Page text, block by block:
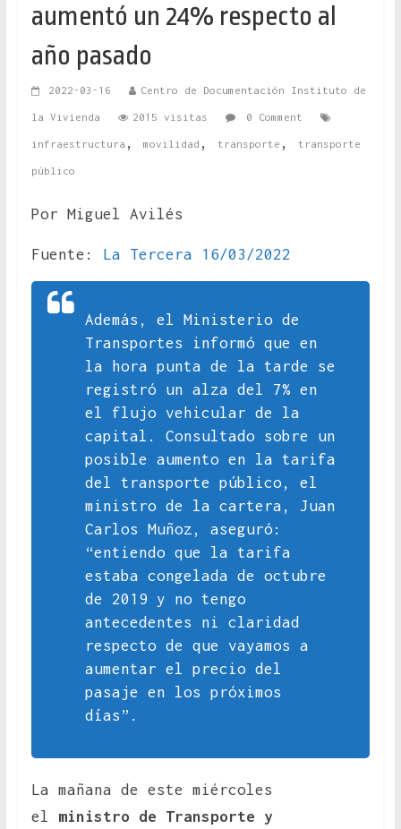
aumentó un 24% respecto al
año pasado
2022-03-16 Centro de Documentación Instituto de
la Vivienda 2015 visitas 0 Comment
infraestructura , movilidad , transporte , transporte
público
Por Miguel Avilés
Fuente: La Tercera 16/03/2022
Además, el Ministerio de
Transportes informó que en
la hora punta de la tarde se
registró un alza del 7% en
el flujo vehicular de la
capital. Consultado sobre un
posible aumento en la tarifa
del transporte público, el
ministro de la cartera, Juan
Carlos Muñoz, aseguró:
“entiendo que la tarifa
estaba congelada de octubre
de 2019 y no tengo
antecedentes ni claridad
respecto de que vayamos a
aumentar el precio del
pasaje en los próximos
días”.
La mañana de este miércoles
el ministro de Transporte y